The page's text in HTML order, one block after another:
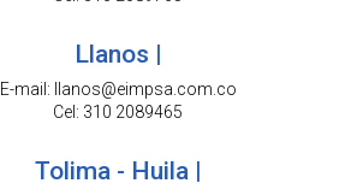
Llanos |
E-mail: llanos@eimpsa.com.co
Cel: 310 2089465
Tolima - Huila |